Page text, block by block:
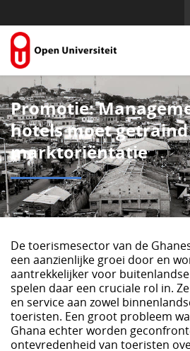
Promotie:
hotels moet
marktoriëntatie
De toerismesector van de
een aanzienlijke groei door en
aantrekkelijker voor
spelen daar een cruciale rol in.
en service aan zowel
toeristen. Een groot probleem
Ghana echter worden
ontevredenheid van toeristen